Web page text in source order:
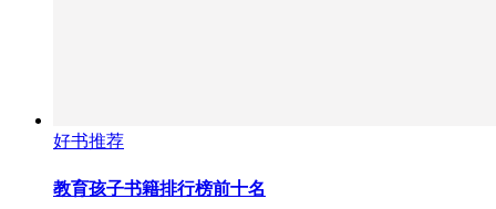
好书推荐
教育孩子书籍排行榜前十名